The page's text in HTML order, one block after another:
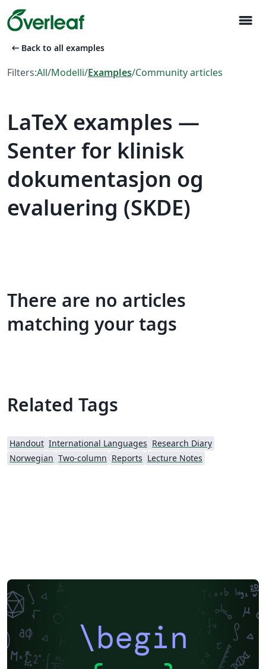
menu
arrow_left_alt Back to all examples
Filters:All/Modelli/Examples/Community articles
LaTeX examples —
Senter for klinisk
dokumentasjon og
evaluering (SKDE)
There are no articles
matching your tags
Related Tags
Handout International Languages Research Diary
Norwegian Two-column Reports Lecture Notes
\begin